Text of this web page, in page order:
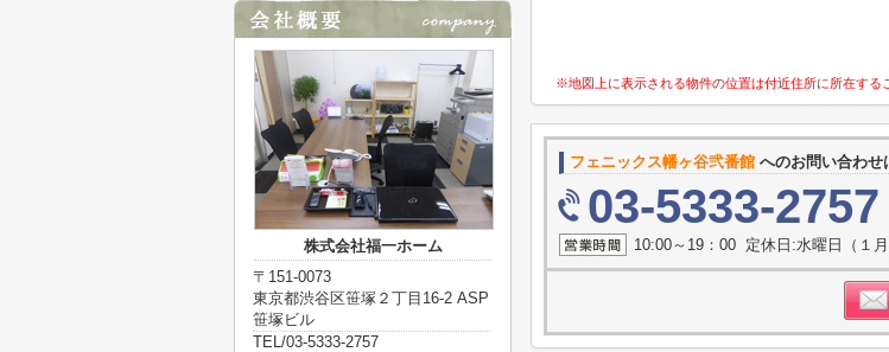
※地図上に表示される物件の位置は付近住所に所在する
フェニックス幡ヶ谷弐番館 へのお問い合わせ
03-5333-2757
10:00～19：00 定休日:水曜日（１月
株式会社福一ホーム
〒151-0073
東京都渋谷区笹塚２丁目16-2 ASP
笹塚ビル
TEL/03-5333-2757